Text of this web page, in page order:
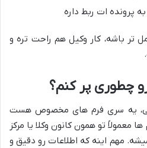
پرونده ات ربط داره
تر باشه، کار وکیل هم راحت تره و
چطوری پر کنم؟
یه سری فرم های مخصوص هست
معمولاً تو همون کانون وکلا یا مرکز
مهم اینه که اطلاعات رو دقیق و